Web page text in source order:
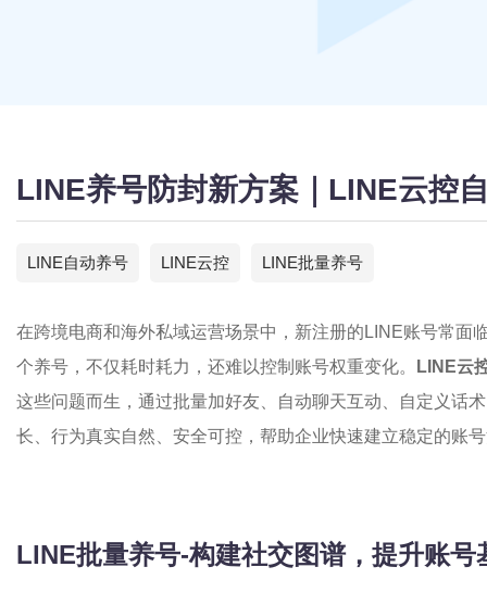
LINE养号防封新方案｜LINE云控
LINE自动养号 LINE云控 LINE批量养号
在跨境电商和海外私域运营场景中，新注册的LINE账号常面
个养号，不仅耗时耗力，还难以控制账号权重变化。
LINE云
这些问题而生，通过批量加好友、自动聊天互动、自定义话
长、行为真实自然、安全可控，帮助企业快速建立稳定的账
LINE批量养号-构建社交图谱，提升账号